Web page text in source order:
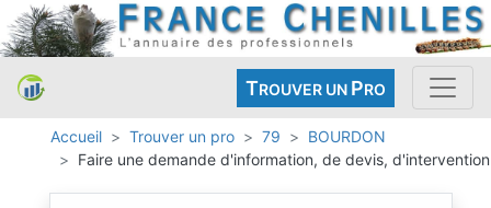
TROUVER UN PRO
Accueil Trouver un pro 79
BOURDON
Faire une demande d'information, de devis, d'intervention